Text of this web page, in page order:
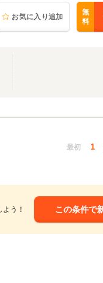
お気に入り追加
無
料
最初 1
う！ この条件で